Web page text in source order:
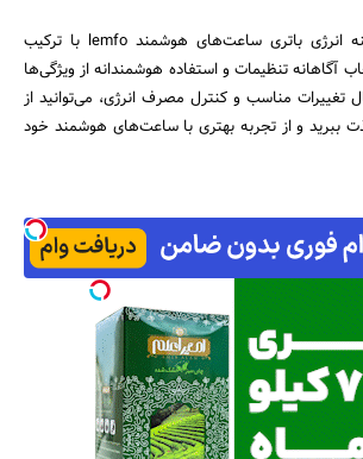
در نهایت، مدیریت بهینه انرژی باتری ساعت‌های هوشمند lemfo با ترکیب
آگاهانه تنظیمات و استفاده هوشمندانه از ویژگی‌ها
تغییرات مناسب و کنترل مصرف انرژی، می‌توانید از
ببرید و از تجربه بهتری با ساعت‌های هوشمند خود